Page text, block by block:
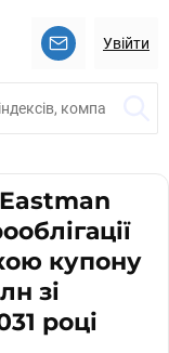
Увійти
купону
зі
році